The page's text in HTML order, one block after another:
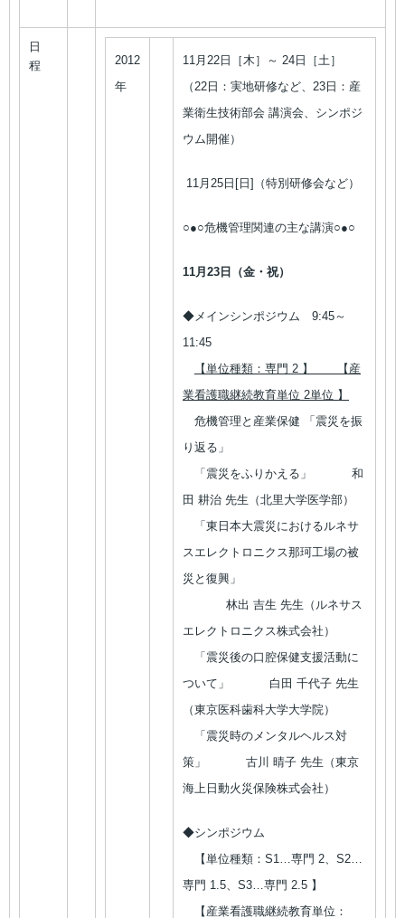
日
程
2012
年
11月22日［木］～ 24日［土］
（22日：実地研修など、23日：産
業衛生技術部会 講演会、シンポジ
ウム開催）
11月25日[日]（特別研修会など）
○●○危機管理関連の主な講演○●○
11月23日（金・祝）
◆メインシンポジウム 9:45～
11:45
【単位種類：専門 2 】 【産
業看護職継続教育単位 2単位 】
危機管理と産業保健 「震災を振
り返る」
「震災をふりかえる」 和
田 耕治 先生（北里大学医学部）
「東日本大震災におけるルネサ
スエレクトロニクス那珂工場の被
災と復興」
林出 吉生 先生（ルネサス
エレクトロニクス株式会社）
「震災後の口腔保健支援活動に
ついて」 白田 千代子 先生
（東京医科歯科大学大学院）
「震災時のメンタルヘルス対
策」 古川 晴子 先生（東京
海上日動火災保険株式会社）
◆シンポジウム
【単位種類：S1…専門 2、S2…
専門 1.5、S3…専門 2.5 】
【産業看護職継続教育単位：